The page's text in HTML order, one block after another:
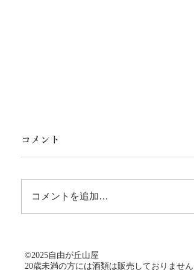
スキー樽をスモークチップに
コメント
コメントを追加…
©️2025自由が丘山屋
​20歳未満の方には酒類は販売しておりません